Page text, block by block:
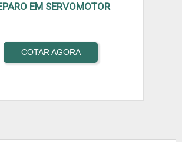
EM SERVOMOTOR
COTAR AGORA